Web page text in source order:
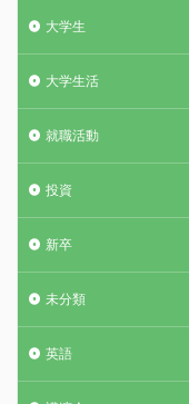
大学生
大学生活
就職活動
投資
新卒
未分類
英語